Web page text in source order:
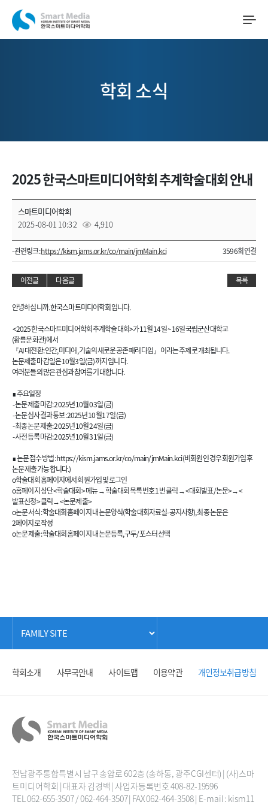
학회 소식
2025 한국스마트미디어학회 추계학술대회 안내
스마트미디어학회
2025-08-01 10:32
4,910
- 관련링크 :https://kism.jams.or.kr/co/main/jmMain.kci 3596회 연결
이전글 다음글 목록
안녕하십니까. 한국스마트미디어학회입니다.
<2025 한국스마트미디어학회 추계학술대회>가 11월 14일 ~ 16일 국립군산대학교
(황룡문화관)에서
『AI 대전환: 인간, 미디어, 기술의 새로운 공존 패러다임』 이라는 주제로 개최됩니다.
논문제출 마감일은 10월3일(금) 까지 입니다.
여러분들의 많은 관심과 참여를 기대합니다.
∎ 주요일정
- 논문 제출 마감: 2025년 10월 03일 (금)
- 논문 심사 결과 통보: 2025년 10월 17일 (금)
- 최종 논문 제출: 2025년 10월 24일 (금)
- 사전 등록 마감: 2025년 10월 31일 (금)
∎ 논문 접수 방법 : https://kism.jams.or.kr/co/main/jmMain.kci (비회원인 경우 회원가입 후
논문 제출 가능합니다.)
o학술대회 홈페이지에서 회원가입 및 로그인
o홈페이지 상단 <학술대회> 메뉴 → 학술대회 목록 번호 1번 클릭 → <대회발표/논문>→ <
발표신청> 클릭→ <논문제출>
o논문 서식: 학술대회 홈페이지 내 논문양식(학술대회자료실-공지사항), 최종 논문은
2페이지로 작성
o논문 제출: 학술대회 홈페이지 내 논문등록, 구두/포스터 선택
학회소개 사무국안내 사이트맵 이용약관 개인정보취급방침
전남광주통합특별시 남구 송암로 60 2층 (송하동, 광주CGI센터) | (사)스마
트미디어학회 | 대표자 김경백 | 사업자등록번호 408-82-19596
TEL 062-655-3507 / 062-464-3507 | FAX 062-464-3508 | E-mail : kism11